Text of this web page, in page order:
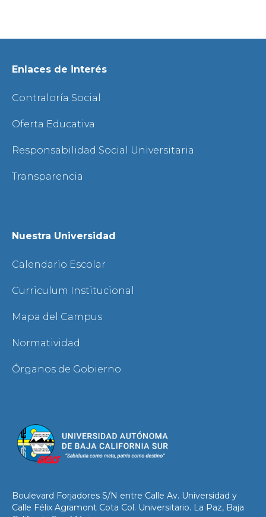
Enlaces de interés
Contraloría Social
Oferta Educativa
Responsabilidad Social Universitaria
Transparencia
Nuestra Universidad
Calendario Escolar
Curriculum Institucional
Mapa del Campus
Normatividad
Órganos de Gobierno
Boulevard Forjadores S/N entre Calle Av. Universidad y
Calle Félix Agramont Cota Col. Universitario. La Paz, Baja